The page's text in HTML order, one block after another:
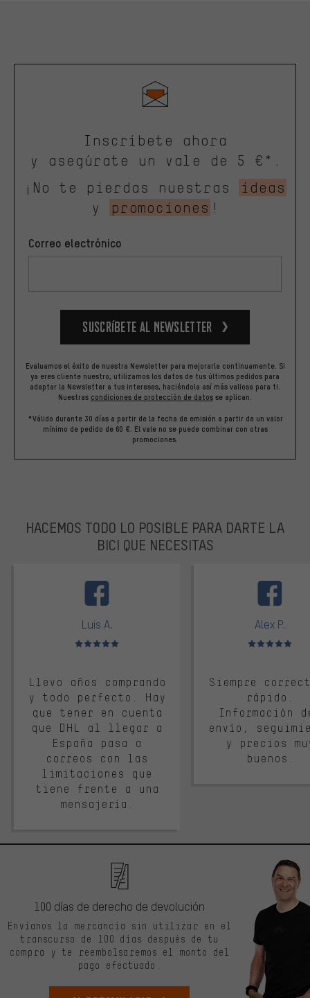
Inscríbete ahora
y asegúrate un vale de 5 €*.
¡No te pierdas nuestras
ideas
y
promociones !
Correo electrónico
Suscríbete al newsletter
Evaluamos el éxito de nuestra Newsletter para mejorarla continuamente. Si
ya eres cliente nuestro, utilizamos los datos de tus últimos pedidos para
adaptar la Newsletter a tus intereses, haciéndola así más valiosa para ti.
Nuestras condiciones de protección de datos se aplican.
*Válido durante 30 días a partir de la fecha de emisión a partir de un valor
mínimo de pedido de 60 €. El vale no se puede combinar con otras
promociones.
HACEMOS TODO LO POSIBLE PARA DARTE LA
BICI QUE NECESITAS
Luis A.
Valoración media: 5 de 5
Llevo años comprando
y todo perfecto. Hay
que tener en cuenta
que DHL al llegar a
España pasa a
correos con las
limitaciones que
tiene frente a una
mensajería.
Alex P.
Valoración
Siempre
rápido.
Información
envío,
y precios
buenos.
100 días de derecho de devolución
Envíanos la mercancía sin utilizar en el
transcurso de 100 días después de tu
compra y te reembolsaremos el monto del
pago efectuado.